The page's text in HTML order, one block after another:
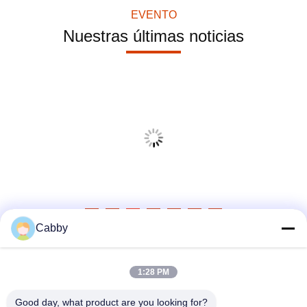
EVENTO
Nuestras últimas noticias
Cabby
1:28 PM
Good day, what product are you looking for?